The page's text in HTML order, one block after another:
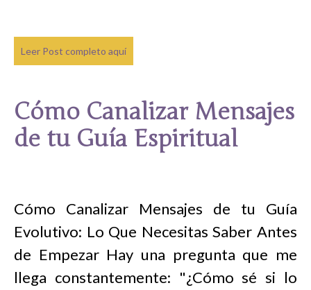
Leer Post completo aquí
Cómo Canalizar Mensajes
de tu Guía Espiritual
Cómo Canalizar Mensajes de tu Guía
Evolutivo: Lo Que Necesitas Saber Antes
de Empezar Hay una pregunta que me
llega constantemente: "¿Cómo sé si lo